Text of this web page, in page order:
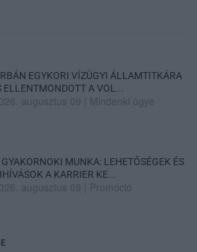
EGYKORI VÍZÜGYI ÁLLAMTITKÁRA
ELLENTMONDOTT A VOL...
augusztus 09 Mindenki ügye
MUNKA: LEHETŐSÉGEK ÉS
A KARRIER KE...
augusztus 09 Promóció